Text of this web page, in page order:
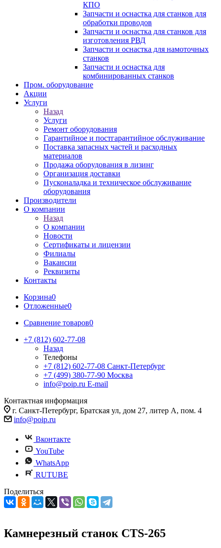
КПО
Запчасти и оснастка для станков для
обработки проводов
Запчасти и оснастка для станков для
изготовления РВД
Запчасти и оснастка для намоточных
станков
Запчасти и оснастка для
комбинированных станков
Пром. оборудование
Акции
Услуги
Назад
Услуги
Ремонт оборудования
Гарантийное и постгарантийное обслуживание
Поставка запасных частей и расходных
материалов
Продажа оборудования в лизинг
Организация доставки
Пусконаладка и техническое обслуживание
оборудования
Производители
О компании
Назад
О компании
Новости
Сертификаты и лицензии
Филиалы
Вакансии
Реквизиты
Контакты
Корзина0
Отложенные0
Сравнение товаров0
+7 (812) 602-77-08
Назад
Телефоны
+7 (812) 602-77-08 Санкт-Петербург
+7 (499) 380-77-90 Москва
info@poip.ru E-mail
Контактная информация
г. Санкт-Петербург, Братская ул, дом 27, литер А, пом. 4
info@poip.ru
Вконтакте
YouTube
WhatsApp
RUTUBE
Поделиться
Камнерезный станок CTS-265